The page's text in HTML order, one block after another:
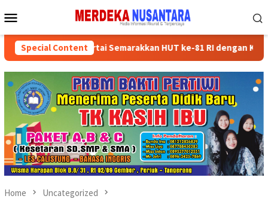
to
Menu
Special Content
Kader Partai Semarakkan HUT ke-81 RI dengan Kegiatan
Home Uncategorized